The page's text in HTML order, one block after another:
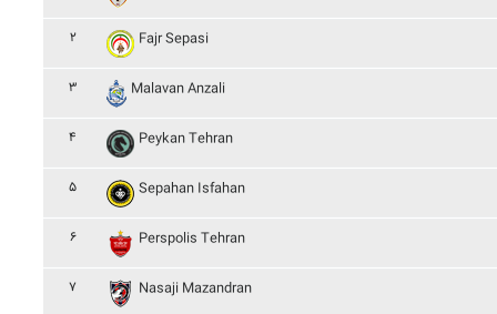
۲ Fajr Sepasi
۳ Malavan Anzali
۴ Peykan Tehran
۵ Sepahan Isfahan
۶ Perspolis Tehran
۷ Nasaji Mazandran